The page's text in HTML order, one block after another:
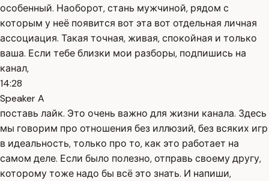
особенный. Наоборот, стань мужчиной, рядом с
которым у неё появится вот эта вот отдельная личная
ассоциация. Такая точная, живая, спокойная и только
ваша. Если тебе близки мои разборы, подпишись на
канал,
14:28
Speaker A
поставь лайк. Это очень важно для жизни канала. Здесь
мы говорим про отношения без иллюзий, без всяких игр
в идеальность, только про то, как это работает на
самом деле. Если было полезно, отправь своему другу,
которому тоже надо бы всё это знать. И напиши,